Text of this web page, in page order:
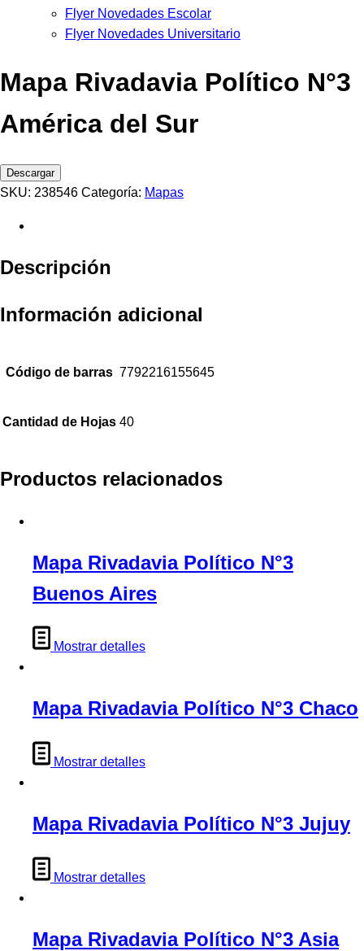
Flyer Novedades Escolar
Flyer Novedades Universitario
Mapa Rivadavia Político N°3
América del Sur
Descargar
SKU: 238546 Categoría: Mapas
Descripción
Información adicional
Código de barras 7792216155645
Cantidad de Hojas 40
Productos relacionados
Mapa Rivadavia Político N°3
Buenos Aires
Mostrar detalles
Mapa Rivadavia Político N°3 Chaco
Mostrar detalles
Mapa Rivadavia Político N°3 Jujuy
Mostrar detalles
Mapa Rivadavia Político N°3 Asia